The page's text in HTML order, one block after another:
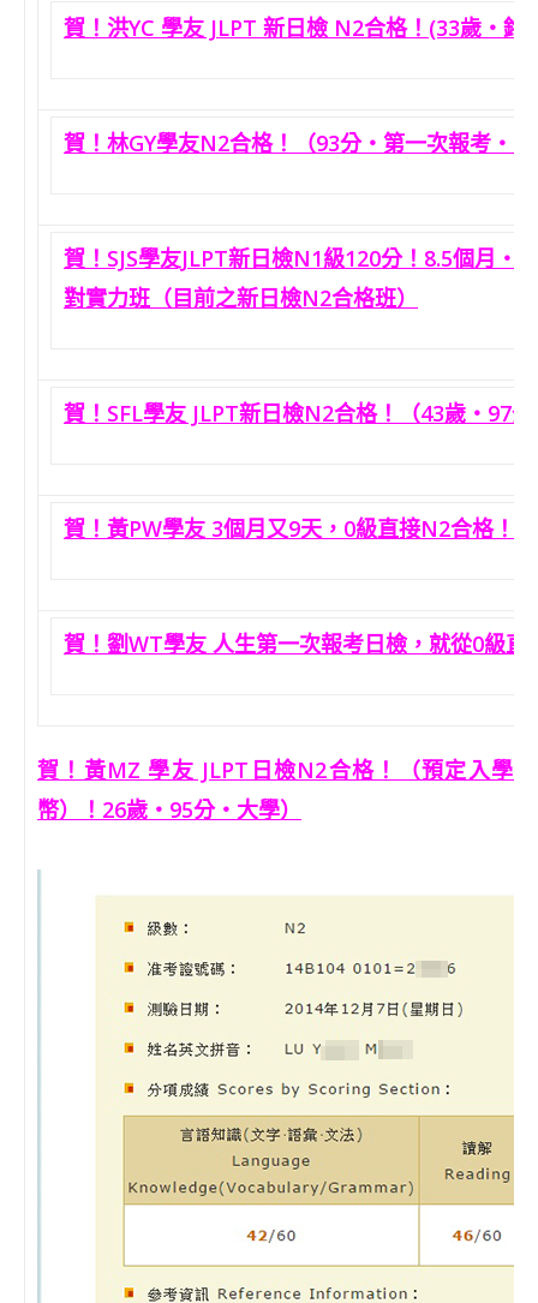
賀！洪YC 學友 JLPT 新日檢 N2合格！(33歲‧
賀！林GY學友N2合格！（93分‧第一次報考
賀！SJS學友JLPT新日檢N1級120分！8.5個
對實力班（目前之新日檢N2合格班）
賀！SFL學友 JLPT新日檢N2合格！（43歲‧97
賀！黃PW學友 3個月又9天，0級直接N2合格
賀！劉WT學友 人生第一次報考日檢，就從0級
賀！黃MZ 學友 JLPT日檢N2合格！（預定入學
幣）！26歲‧95分‧大學）